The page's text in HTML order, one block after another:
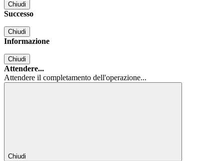
Chiudi
Successo
Chiudi
Informazione
Chiudi
Attendere...
Attendere il completamento dell'operazione...
Chiudi